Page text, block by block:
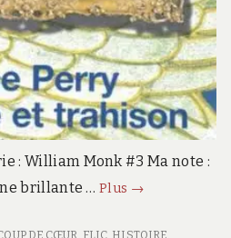
: William Monk #3 Ma note :
brillante …Plus Défense
trahison
→
DE CŒUR, FLIC, HISTOIRE,